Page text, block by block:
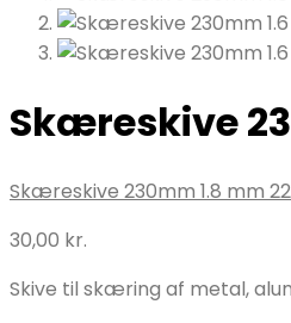
Skæreskive
Skæreskive 230mm 1.8 mm
30,00 kr.
Skive til skæring af metal,